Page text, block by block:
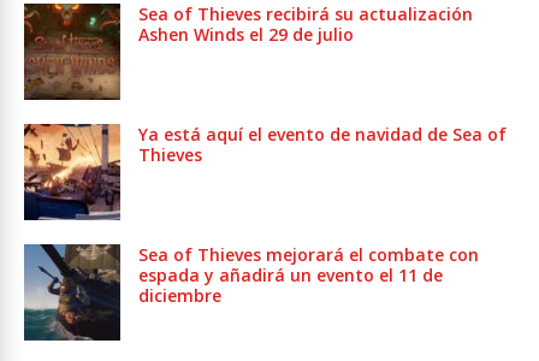
Sea of Thieves recibirá su actualización
Ashen Winds el 29 de julio
Ya está aquí el evento de navidad de Sea of
Thieves
Sea of Thieves mejorará el combate con
espada y añadirá un evento el 11 de
diciembre